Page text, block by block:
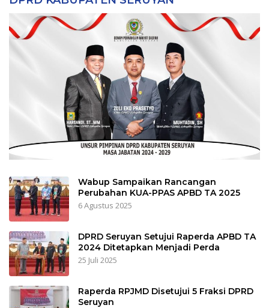
Wabup Sampaikan Rancangan
Perubahan KUA-PPAS APBD TA 2025
6 Agustus 2025
DPRD Seruyan Setujui Raperda APBD TA
2024 Ditetapkan Menjadi Perda
25 Juli 2025
Raperda RPJMD Disetujui 5 Fraksi DPRD
Seruyan